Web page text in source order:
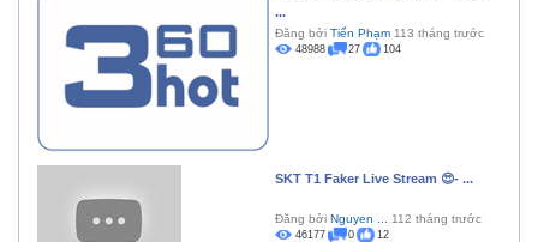
...
Đăng bởi Tiến Phạm 113 tháng trước
48988 27 104
SKT T1 Faker Live Stream 😍- ...
Đăng bởi Nguyen ... 112 tháng trước
46177 0 12